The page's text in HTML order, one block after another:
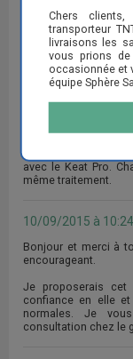
A quel pourcentage
05/06/2015 à
Pour ma part, j'ai
médecin. Mais j'en
Comme pour
avec le Keat Pro.
même traitement.
10/09/2015 à
Bonjour et merci à
encourageant.
Je proposerais cet
confiance en elle
normales. Je
consultation chez le
Chers
transporteur
livraisons les
vous prions
occasionnée et
équipe Sphère